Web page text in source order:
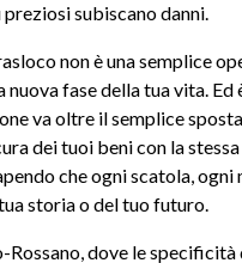
subiscano danni.
non è una semplice
nuova fase della tua vita. Ed
va oltre il semplice
dei tuoi beni con la
che ogni scatola, ogni
storia o del tuo futuro.
Rossano, dove le